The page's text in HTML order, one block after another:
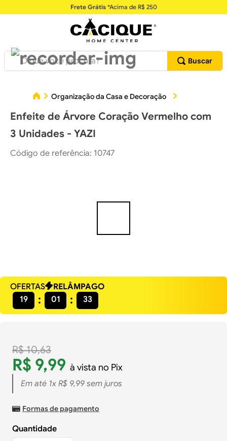
Frete Grátis*Acima de R$ 250
O que você procura?
Organização da Casa e Decoração
Enfeite de Árvore Coração Vermelho com
3 Unidades - YAZI
Código de referência: 10747
OFERTAS
RELÂMPAGO
19
01 32
R$ 10,63
R$ 9,99 à vista no Pix
Em até 1x R$ 9,99sem juros
Formas de pagamento
Quantidade